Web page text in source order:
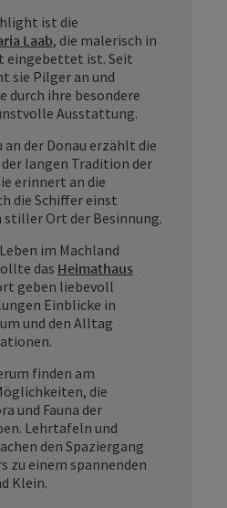
ist die
Laab, die malerisch in
eingebettet ist. Seit
sie Pilger an und
durch ihre besondere
Ausstattung.
an der Donau erzählt die
langen Tradition der
erinnert an die
die Schiffer einst
Ort der Besinnung.
im Machland
das Heimathaus
geben liebevoll
Einblicke in
und den Alltag
finden am
die
und Fauna der
Lehrtafeln und
den Spaziergang
zu einem spannenden
Klein.